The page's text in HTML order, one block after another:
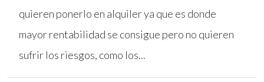
quieren ponerlo en alquiler ya que es donde
mayor rentabilidad se consigue pero no quieren
sufrir los riesgos, como los...